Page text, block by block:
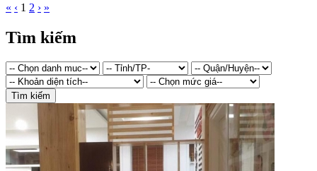
« ‹ 1 2 › »
Tìm kiếm
Tìm kiếm